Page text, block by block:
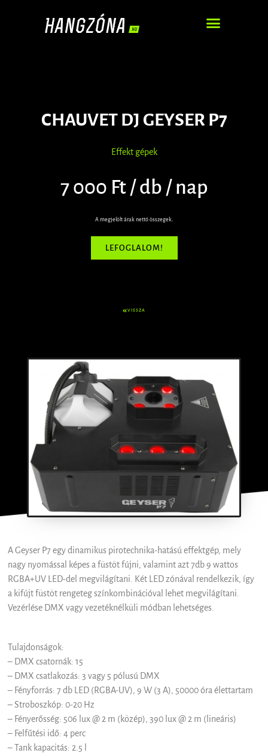
CHAUVET DJ GEYSER P7
Effekt gépek
7 000 Ft / db / nap
A megjelölt árak nettó összegek.
LEFOGLALOM!
VISSZA
A Geyser P7 egy dinamikus pirotechnika-hatású effektgép, mely
nagy nyomással képes a füstöt fújni, valamint azt 7db 9 wattos
RGBA+UV LED-del megvilágítani. Két LED zónával rendelkezik, így
a kifújt füstöt rengeteg színkombinációval lehet megvilágítani.
Vezérlése DMX vagy vezetéknélküli módban lehetséges.
Tulajdonságok:
– DMX csatornák: 15
– DMX csatlakozás: 3 vagy 5 pólusú DMX
– Fényforrás: 7 db LED (RGBA-UV), 9 W (3 A), 50000 óra élettartam
– Stroboszkóp: 0-20 Hz
– Fényerősség: 506 lux @ 2 m (közép), 390 lux @ 2 m (lineáris)
– Felfűtési idő: 4 perc
– Tank kapacitás: 2.5 l